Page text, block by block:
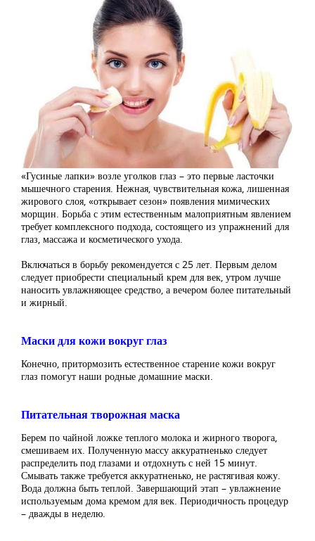
«Гусиные лапки» возле уголков глаз – это первые ласточки
мышечного старения. Нежная, чувствительная кожа, лишенная
жирового слоя, «открывает сезон» появления мимических
морщин. Борьба с этим естественным малоприятным явлением
требует комплексного подхода, состоящего из упражнений для
глаз, массажа и косметического ухода.
Включаться в борьбу рекомендуется с 25 лет. Первым делом
следует приобрести специальный крем для век, утром лучше
наносить увлажняющее средство, а вечером более питательный
и жирный.
Маски для кожи вокруг глаз
Конечно, притормозить естественное старение кожи вокруг
глаз помогут наши родные домашние маски.
Питательная творожная маска
Берем по чайной ложке теплого молока и жирного творога,
смешиваем их. Полученную массу аккуратненько следует
распределить под глазами и отдохнуть с ней 15 минут.
Смывать также требуется аккуратненько, не растягивая кожу.
Вода должна быть теплой. Завершающий этап – увлажнение
используемым дома кремом для век. Периодичность процедур
– дважды в неделю.